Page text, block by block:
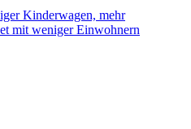
Kinderwagen, mehr
mit weniger Einwohnern